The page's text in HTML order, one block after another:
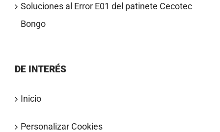
Soluciones al Error E01 del patinete Cecotec
Bongo
DE INTERÉS
Inicio
Personalizar Cookies